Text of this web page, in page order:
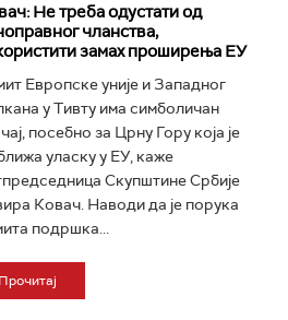
Не треба одустати од
чланства,
замах проширења ЕУ
Европске уније и Западног
у Тивту има симболичан
посебно за Црну Гору која је
уласку у ЕУ, каже
Скупштине Србије
Ковач. Наводи да је порука
подршка...
Прочитај